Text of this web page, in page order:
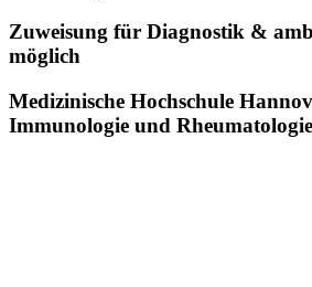
Zuweisung für Diagnostik &
möglich
Medizinische Hochschule
Immunologie und Rheumatologie